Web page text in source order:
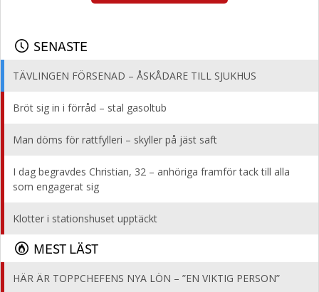
SENASTE
TÄVLINGEN FÖRSENAD – ÅSKÅDARE TILL SJUKHUS
Bröt sig in i förråd – stal gasoltub
Man döms för rattfylleri – skyller på jäst saft
I dag begravdes Christian, 32 – anhöriga framför tack till alla
som engagerat sig
Klotter i stationshuset upptäckt
MEST LÄST
HÄR ÄR TOPPCHEFENS NYA LÖN – ”EN VIKTIG PERSON”